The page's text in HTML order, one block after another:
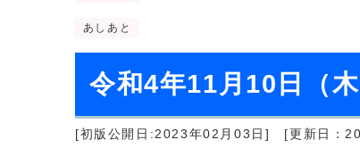
あしあと
令和4年11月10日（木
[初版公開日:2023年02月03日] [更新日：